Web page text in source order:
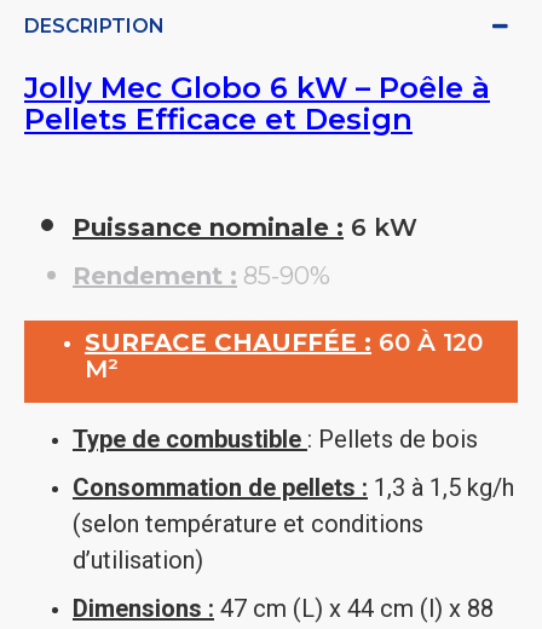
DESCRIPTION
Jolly Mec Globo 6 kW – Poêle à
Pellets Efficace et Design
Puissance nominale : 6 kW
Rendement : 85-90%
SURFACE CHAUFFÉE : 60 À 120
M²
Type de combustible : Pellets de bois
Consommation de pellets : 1,3 à 1,5 kg/h
(selon température et conditions
d’utilisation)
Dimensions : 47 cm (L) x 44 cm (l) x 88